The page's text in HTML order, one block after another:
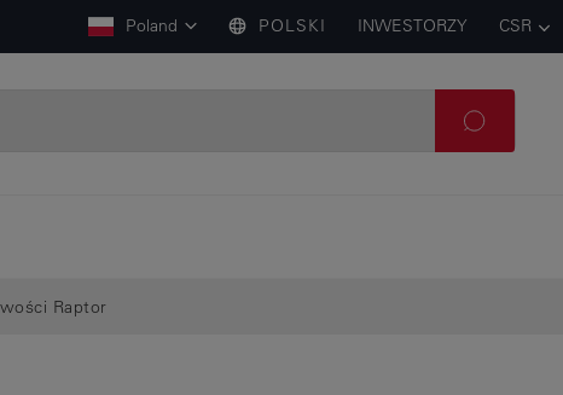
Poland POLSKI INWESTORZY CSR
Raptor